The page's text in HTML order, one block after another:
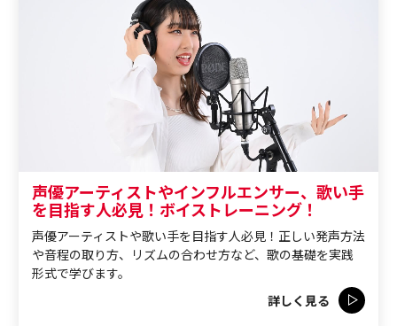
声優アーティストやインフルエンサー、歌い手
を目指す人必見！ボイストレーニング！
声優アーティストや歌い手を目指す人必見！正しい発声方法
や音程の取り方、リズムの合わせ方など、歌の基礎を実践
形式で学びます。
詳しく見る